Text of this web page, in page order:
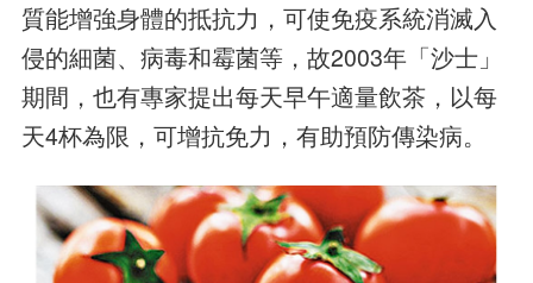
質能增強身體的抵抗力，可使免疫系統消滅入
侵的細菌、病毒和霉菌等，故2003年「沙士」
期間，也有專家提出每天早午適量飲茶，以每
天4杯為限，可增抗免力，有助預防傳染病。